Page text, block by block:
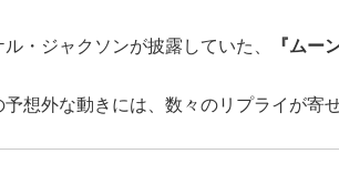
・ジャクソンが披露していた、 『ムー
想外な動きには、数々のリプライが寄